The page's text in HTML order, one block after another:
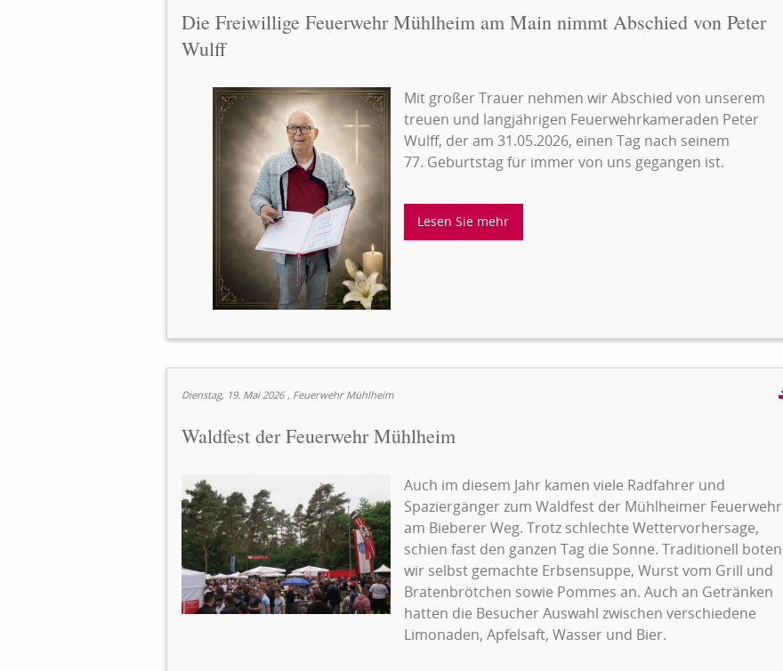
Die Freiwillige Feuerwehr Mühlheim am Main nimmt Abschied von Peter
Wulff
Mit großer Trauer nehmen wir Abschied von unserem
treuen und langjährigen Feuerwehrkameraden Peter
Wulff, der am 31.05.2026, einen Tag nach seinem
77. Geburtstag für immer von uns gegangen ist.
Lesen Sie mehr
Dienstag, 19. Mai 2026 , Feuerwehr Mühlheim
Waldfest der Feuerwehr Mühlheim
Auch im diesem Jahr kamen viele Radfahrer und
Spaziergänger zum Waldfest der Mühlheimer Feuerwehr
am Bieberer Weg. Trotz schlechte Wettervorhersage,
schien fast den ganzen Tag die Sonne. Traditionell boten
wir selbst gemachte Erbsensuppe, Wurst vom Grill und
Bratenbrötchen sowie Pommes an. Auch an Getränken
hatten die Besucher Auswahl zwischen verschiedene
Limonaden, Apfelsaft, Wasser und Bier.